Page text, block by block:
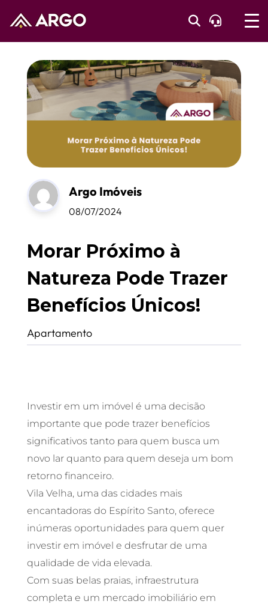
Argo Imóveis
08/07/2024
Morar Próximo à
Natureza Pode Trazer
Benefícios Únicos!
Apartamento
Investir em um imóvel é uma decisão
importante que pode trazer benefícios
significativos tanto para quem busca um
novo lar quanto para quem deseja um bom
retorno financeiro.
Vila Velha, uma das cidades mais
encantadoras do Espírito Santo, oferece
inúmeras oportunidades para quem quer
investir em imóvel e desfrutar de uma
qualidade de vida elevada.
Com suas belas praias, infraestrutura
completa e um mercado imobiliário em